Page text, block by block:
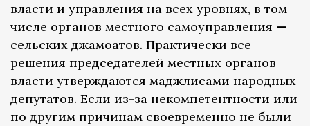
власти и управления на всех уровнях, в том
числе органов местного самоуправления —
сельских джамоатов. Практически все
решения председателей местных органов
власти утверждаются маджлисами народных
депутатов. Если из-за некомпетентности или
по другим причинам своевременно не были